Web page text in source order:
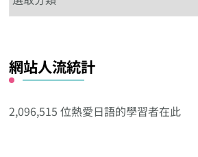
這
其
他
類
網站人流統計
2,096,515 位熱愛日語的學習者在此